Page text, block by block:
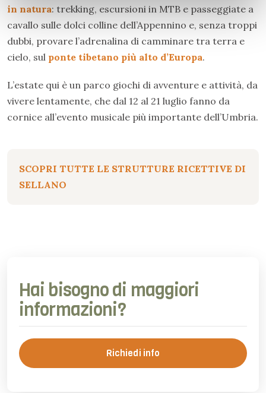
in natura: trekking, escursioni in MTB e passeggiate a
cavallo sulle dolci colline dell’Appennino e, senza troppi
dubbi, provare l’adrenalina di camminare tra terra e
cielo, sul ponte tibetano più alto d’Europa.
L’estate qui è un parco giochi di avventure e attività, da
vivere lentamente, che dal 12 al 21 luglio fanno da
cornice all’evento musicale più importante dell’Umbria.
SCOPRI TUTTE LE STRUTTURE RICETTIVE DI
SELLANO
Hai bisogno di maggiori
informazioni?
Richiedi info